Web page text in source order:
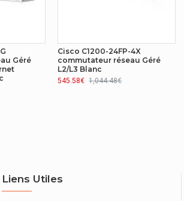
SNMP v1/2c/3, Telnet, TFTP, HTTP/HTTPS, SNTP
Oui
Géré
Cisco C1200-24FP-4X
commutateur réseau Géré
L2/L3 Blanc
545.58€ 1,044.48€
Liens Utiles